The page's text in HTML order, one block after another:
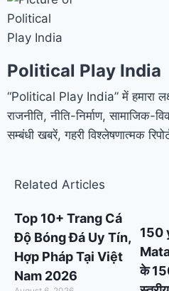
Political Play India
“Political Play India” में हमारा
राजनीति, नीति-निर्माण,
सम्बंधी खबरें, गहरी विश्लेषणात्मक
Related Articles
Top 10+ Trang Cá
Độ Bóng Đá Uy Tín,
Hợp Pháp Tại Việt
Nam 2026
150
के